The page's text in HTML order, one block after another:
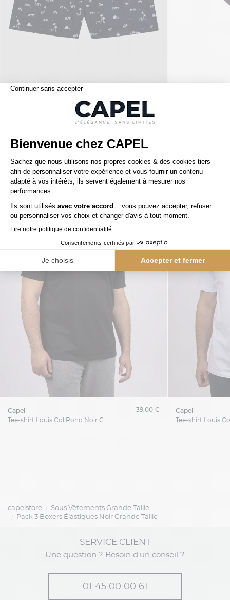
Caleçon Grande Taille Imprimé Marine Derek Rose
75,00 €
Nos clients aiment aussi
5ème offert
capel
39,00 €
5ème offert
capel
capelstore
Sous Vêtements Grande Taille
Pack 3 Boxers Élastiques Noir Grande Taille
SERVICE CLIENT
Une question ? Besoin d'un conseil ?
01 45 00 00 61